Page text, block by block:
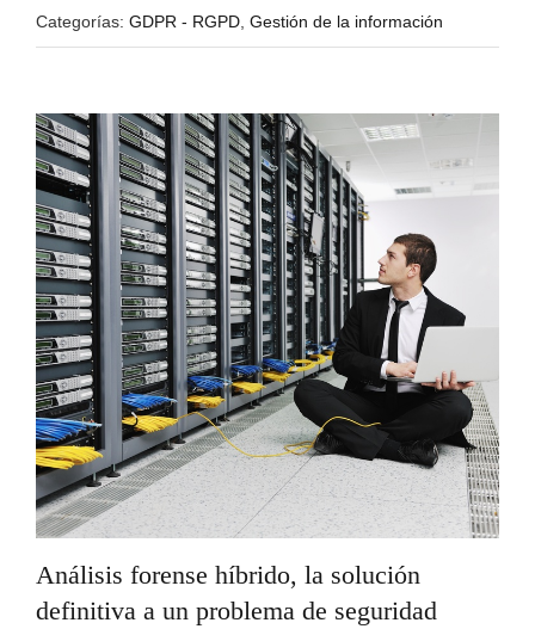
Categorías: GDPR - RGPD Gestión de la información
Análisis forense híbrido, la solución
definitiva a un problema de seguridad